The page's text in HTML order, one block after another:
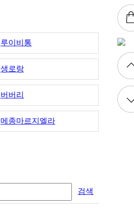
루이비통
생로랑
버버리
메종마르지엘라
검색